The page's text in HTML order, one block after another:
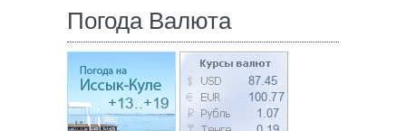
Погода Валюта